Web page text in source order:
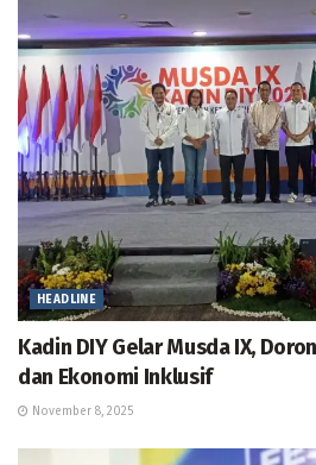
HEADLINE
Kadin DIY Gelar Musda IX,
dan Ekonomi Inklusif
November 8, 2025